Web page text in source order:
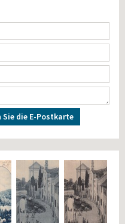
Sie die E-Postkarte